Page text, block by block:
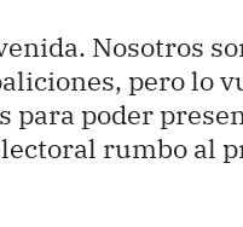
Nosotros
pero lo
para poder
rumbo al